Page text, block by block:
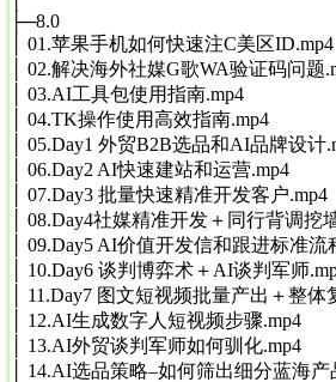
├─8.0
│ 01.苹果手机如何快速注C美区ID.mp4
│ 02.解决海外社媒G歌WA验证码问题
│ 03.AI工具包使用指南.mp4
│ 04.TK操作使用高效指南.mp4
│ 05.Day1 外贸B2B选品和AI品牌设计
│ 06.Day2 AI快速建站和运营.mp4
│ 07.Day3 批量快速精准开发客户.mp4
│ 08.Day4社媒精准开发＋同行背调挖
│ 09.Day5 AI价值开发信和跟进标准流
│ 10.Day6 谈判博弈术＋AI谈判军师
│ 11.Day7 图文短视频批量产出＋整体
│ 12.AI生成数字人短视频步骤.mp4
│ 13.AI外贸谈判军师如何驯化.mp4
│ 14.AI选品策略–如何筛出细分蓝海产